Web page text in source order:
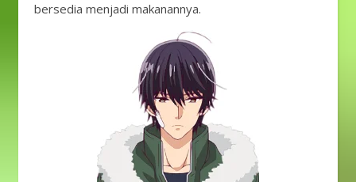
bersedia menjadi makanannya.